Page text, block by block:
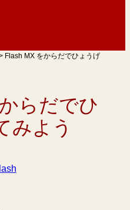
Flash MX をからだでひょうげ
らだでひ
みよう